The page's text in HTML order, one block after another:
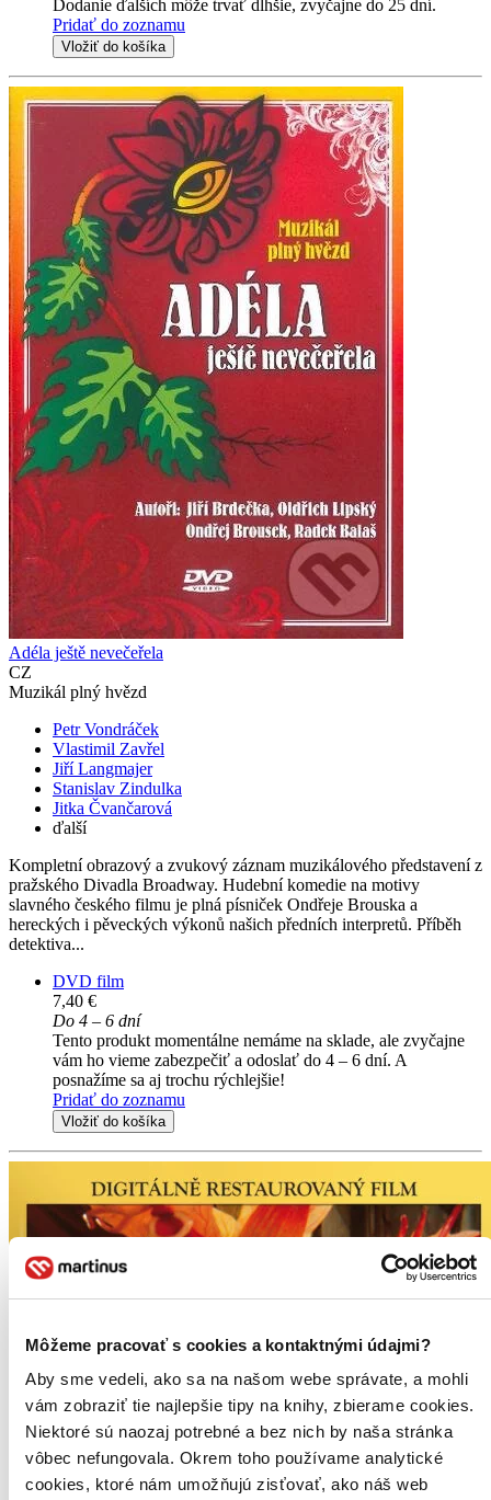
Môžeme pracovať s cookies a kontaktnými údajmi?
Aby sme vedeli, ako sa na našom webe správate, a mohli
vám zobraziť tie najlepšie tipy na knihy, zbierame cookies.
Niektoré sú naozaj potrebné a bez nich by naša stránka
vôbec nefungovala. Okrem toho používame analytické
cookies, ktoré nám umožňujú zisťovať, ako náš web
Dodanie ďalších môže trvať dlhšie, zvyčajne do 25 dní.
Pridať do zoznamu
Vložiť do košíka
Adéla ještě nevečeřela
CZ
Muzikál plný hvězd
Petr Vondráček
Vlastimil Zavřel
Jiří Langmajer
Stanislav Zindulka
Jitka Čvančarová
ďalší
Kompletní obrazový a zvukový záznam muzikálového představení z
pražského Divadla Broadway. Hudební komedie na motivy
slavného českého filmu je plná písniček Ondřeje Brouska a
hereckých i pěveckých výkonů našich předních interpretů. Příběh
detektiva...
DVD film
7,40 €
Do 4 – 6 dní
Tento produkt momentálne nemáme na sklade, ale zvyčajne
vám ho vieme zabezpečiť a odoslať do 4 – 6 dní. A
posnažíme sa aj trochu rýchlejšie!
Pridať do zoznamu
Vložiť do košíka